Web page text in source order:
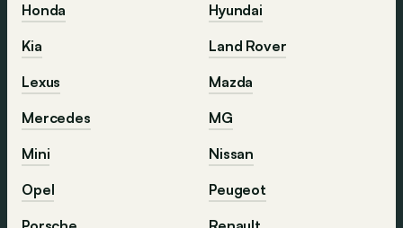
Honda
Hyundai
Kia
Land Rover
Lexus
Mazda
Mercedes
MG
Mini
Nissan
Opel
Peugeot